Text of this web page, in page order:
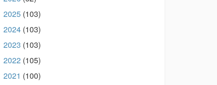
2025 (103)
2024 (103)
2023 (103)
2022 (105)
2021 (100)